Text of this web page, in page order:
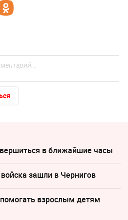
в ближайшие часы
зашли в Чернигов
взрослым детям